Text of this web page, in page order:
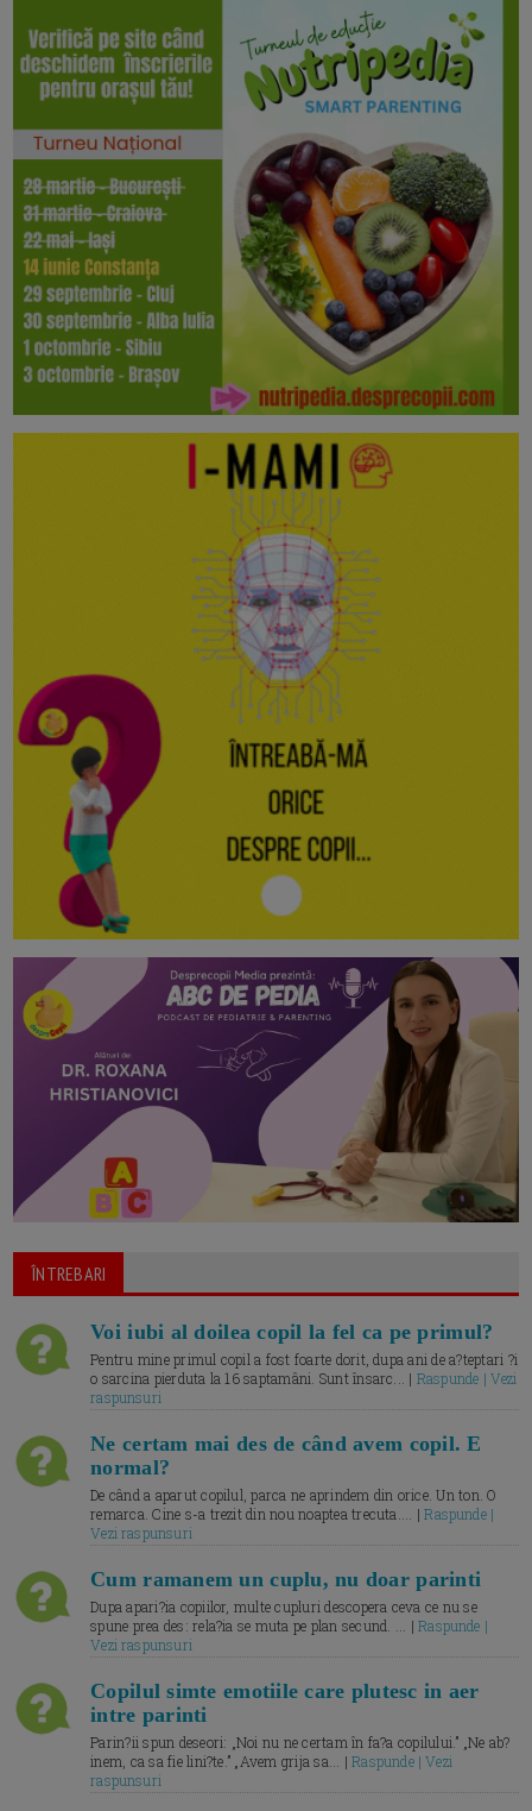
ÎNTREBARI
Voi iubi al doilea copil la fel ca pe primul?
Pentru mine primul copil a fost foarte dorit, dupa ani de a?teptari ?i
o sarcina pierduta la 16 saptamâni. Sunt însarc... | Raspunde | Vezi
raspunsuri
Ne certam mai des de când avem copil. E
normal?
De când a aparut copilul, parca ne aprindem din orice. Un ton. O
remarca. Cine s-a trezit din nou noaptea trecuta.... |Raspunde |
Vezi raspunsuri
Cum ramanem un cuplu, nu doar parinti
Dupa apari?ia copiilor, multe cupluri descopera ceva ce nu se
spune prea des: rela?ia se muta pe plan secund. ... |Raspunde |
Vezi raspunsuri
Copilul simte emotiile care plutesc in aer
intre parinti
Parin?ii spun deseori: „Noi nu ne certam în fa?a copilului.” „Ne ab?
inem, ca sa fie lini?te.” „Avem grija sa... |Raspunde | Vezi
raspunsuri